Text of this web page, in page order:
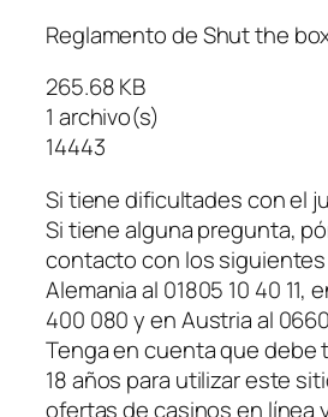
Reglamento de Shut the
265.68 KB
1 archivo(s)
14443
Si tiene dificultades con el
Si tiene alguna pregunta,
contacto con los
Alemania al 01805 10 40 11,
400 080 y en Austria al
Tenga en cuenta que debe
18 años para utilizar este
ofertas de casinos en línea